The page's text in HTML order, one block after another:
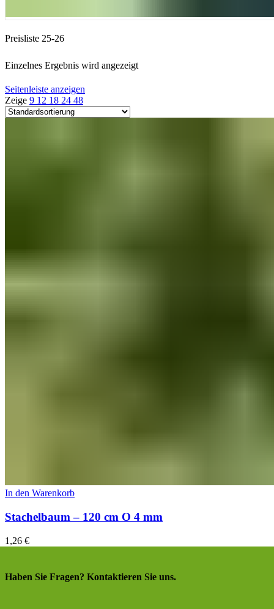
Preisliste 25-26
Einzelnes Ergebnis wird angezeigt
Seitenleiste anzeigen
Zeige 9 12 18 24 48
In den Warenkorb
Stachelbaum – 120 cm O 4 mm
1,26 €
Haben Sie Fragen? Kontaktieren Sie uns.